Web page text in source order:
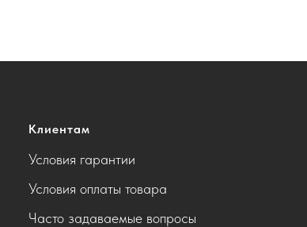
Клиентам
Условия гарантии
Условия оплаты товара
Часто задаваемые вопросы